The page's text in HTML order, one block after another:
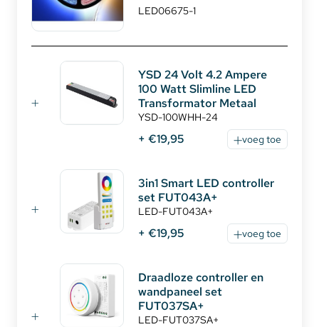
✔ LED per Meter: 60
✔ Lichtopbrengst: 1100 Lumen per meter
✔ Verbruik: Maximaal 19.2 Watt per meter
✔ Knipbaar: Om de 10cm.
LED06675-1
YSD 24 Volt 4.2 Ampere
100 Watt Slimline LED
Transformator Metaal
YSD-100WHH-24
+ €19,95 voeg toe
3in1 Smart LED controller
set FUT043A+
LED-FUT043A+
+ €19,95 voeg toe
Draadloze controller en
wandpaneel set
FUT037SA+
LED-FUT037SA+